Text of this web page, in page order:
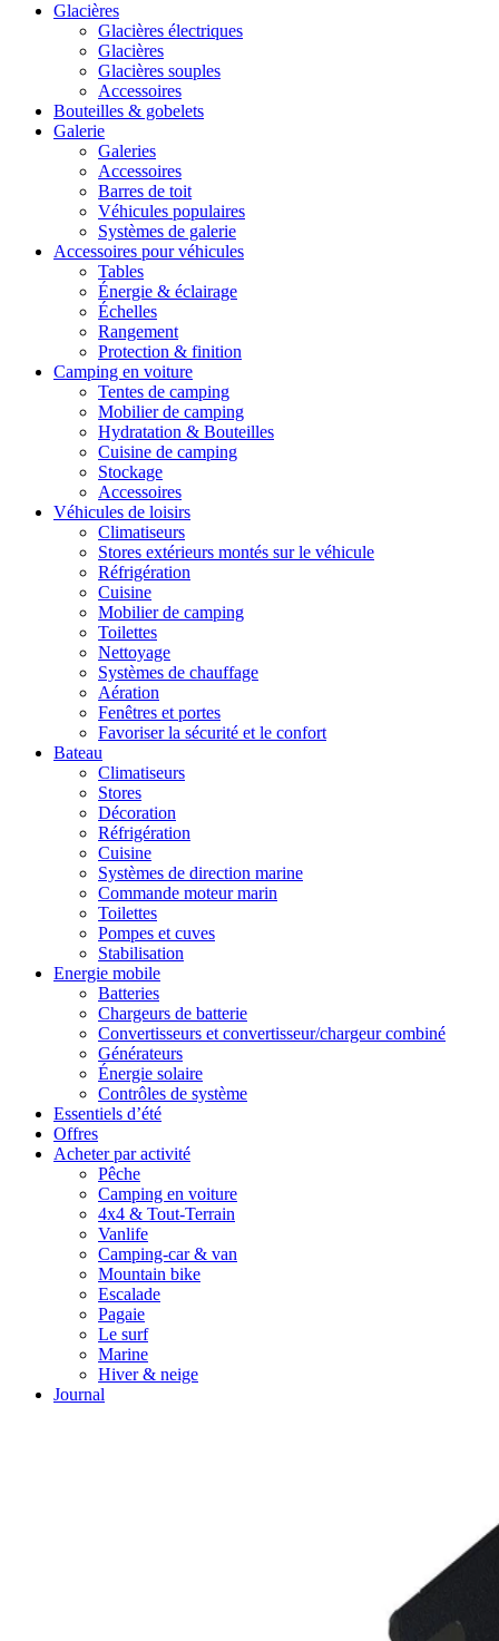
Glacières
Glacières électriques
Glacières
Glacières souples
Accessoires
Bouteilles & gobelets
Galerie
Galeries
Accessoires
Barres de toit
Véhicules populaires
Systèmes de galerie
Accessoires pour véhicules
Tables
Énergie & éclairage
Échelles
Rangement
Protection & finition
Camping en voiture
Tentes de camping
Mobilier de camping
Hydratation & Bouteilles
Cuisine de camping
Stockage
Accessoires
Véhicules de loisirs
Climatiseurs
Stores extérieurs montés sur le véhicule
Réfrigération
Cuisine
Mobilier de camping
Toilettes
Nettoyage
Systèmes de chauffage
Aération
Fenêtres et portes
Favoriser la sécurité et le confort
Bateau
Climatiseurs
Stores
Décoration
Réfrigération
Cuisine
Systèmes de direction marine
Commande moteur marin
Toilettes
Pompes et cuves
Stabilisation
Energie mobile
Batteries
Chargeurs de batterie
Convertisseurs et convertisseur/chargeur combiné
Générateurs
Énergie solaire
Contrôles de système
Essentiels d’été
Offres
Acheter par activité
Pêche
Camping en voiture
4x4 & Tout-Terrain
Vanlife
Camping-car & van
Mountain bike
Escalade
Pagaie
Le surf
Marine
Hiver & neige
Journal